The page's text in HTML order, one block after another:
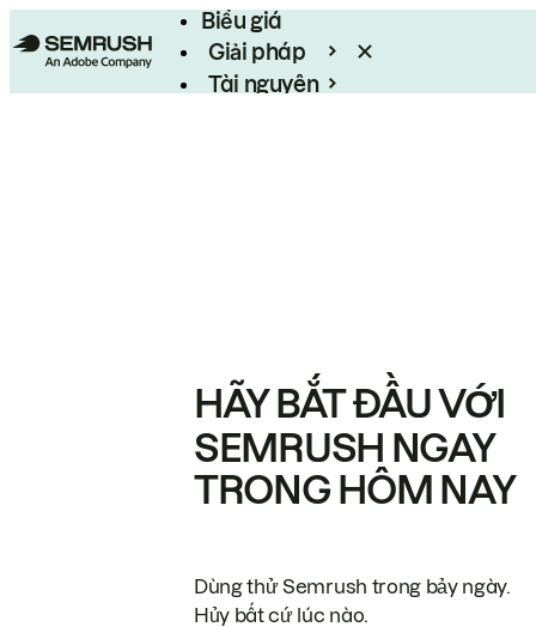
Biểu giá
Giải pháp
Tài nguyên
HÃY BẮT ĐẦU VỚI
SEMRUSH NGAY
TRONG HÔM NAY
Dùng thử Semrush trong bảy ngày.
Hủy bất cứ lúc nào.